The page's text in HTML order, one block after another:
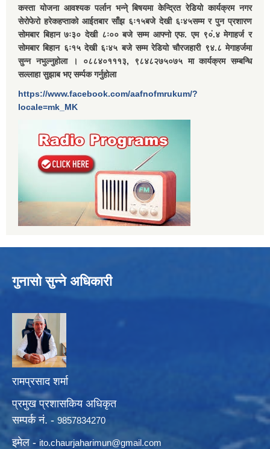
कस्ता योजना आवश्यक पर्लान भन्ने् बिषयमा केन्द्रित रेडियो कार्यक्रम नगर
सेरोफेरो हरेकहप्ताको आईतबार साँझ ६ः१५बजे देखी ६ः४५सम्म र पुन प्रशारण
सोमबार बिहान ७ः३० देखी ८ः०० बजे सम्म आफ्नो एफ. एम ९०ं.४ मेगाहर्ज र
सोमबार बिहान ६ः१५ देखी ६ः४५ बजे सम्म रेडियो चौरजहारी ९४.८ मेगाहर्जमा
सुन्न नभुल्नुहोला । ०८८४०१११३, ९८४८२७५०७५ मा कार्यक्रम सम्बन्धि
सल्लाहा सुझाब भए सर्म्पक गर्नुहोला
https://www.facebook.com/aafnofmrukum/?
locale=mk_MK
गुनासो सुन्ने अधिकारी
रामप्रसाद शर्मा
प्रमुख प्रशासकिय अधिकृत
सम्पर्क नं. - 9857834270
इमेल - ito.chaurjaharimun@gmail.com